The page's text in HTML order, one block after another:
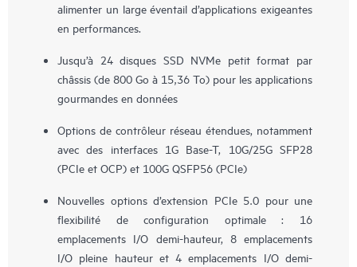
alimenter un large éventail d’applications exigeantes
en performances.
Jusqu’à 24 disques SSD NVMe petit format par
châssis (de 800 Go à 15,36 To) pour les applications
gourmandes en données
Options de contrôleur réseau étendues, notamment
avec des interfaces 1G Base-T, 10G/25G SFP28
(PCIe et OCP) et 100G QSFP56 (PCIe)
Nouvelles options d’extension PCIe 5.0 pour une
flexibilité de configuration optimale : 16
emplacements I/O demi-hauteur, 8 emplacements
I/O pleine hauteur et 4 emplacements I/O demi-